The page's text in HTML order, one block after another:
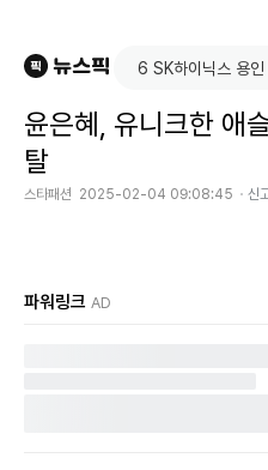
윤은혜, 유니크한 애
탈
스타패션 2025-02-04 09:08:45 신
파워링크 AD